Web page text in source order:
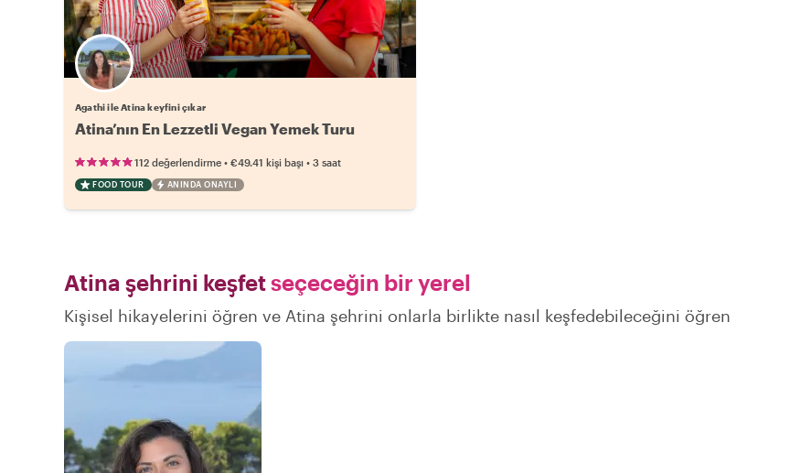
Agathi ile Atina keyfini çıkar
Atina’nın En Lezzetli Vegan Yemek Turu
112 değerlendirme • €49.41 kişi başı • 3 saat
FOOD TOUR ANINDA ONAYLI
Atina şehrini keşfetseçeceğin bir yerel
Kişisel hikayelerini öğren ve Atina şehrini onlarla birlikte nasıl keşfedebileceğini öğren